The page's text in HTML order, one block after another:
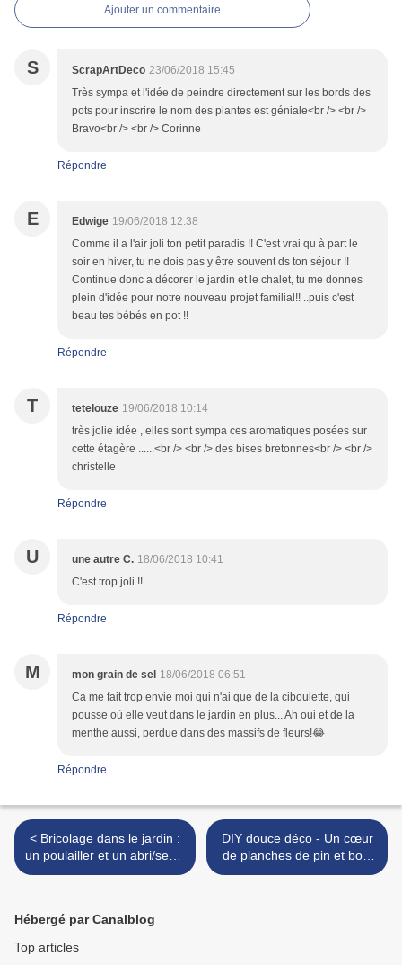
Ajouter un commentaire
S ScrapArtDeco 23/06/2018 15:45
Très sympa et l'idée de peindre directement sur les bords des
pots pour inscrire le nom des plantes est géniale<br /> <br />
Bravo<br /> <br /> Corinne
Répondre
E Edwige 19/06/2018 12:38
Comme il a l'air joli ton petit paradis !! C'est vrai qu à part le
soir en hiver, tu ne dois pas y être souvent ds ton séjour !!
Continue donc a décorer le jardin et le chalet, tu me donnes
plein d'idée pour notre nouveau projet familial!! ..puis c'est
beau tes bébés en pot !!
Répondre
T tetelouze 19/06/2018 10:14
très jolie idée , elles sont sympa ces aromatiques posées sur
cette étagère ......<br /> <br /> des bises bretonnes<br /> <br />
christelle
Répondre
U une autre C. 18/06/2018 10:41
C'est trop joli !!
Répondre
M mon grain de sel 18/06/2018 06:51
Ca me fait trop envie moi qui n'ai que de la ciboulette, qui
pousse où elle veut dans le jardin en plus... Ah oui et de la
menthe aussi, perdue dans des massifs de fleurs!😂
Répondre
< Bricolage dans le jardin :
un poulailler et un abri/serre
à tomates
DIY douce déco - Un cœur
de planches de pin et bois
flotté >
Hébergé par Canalblog
Top articles